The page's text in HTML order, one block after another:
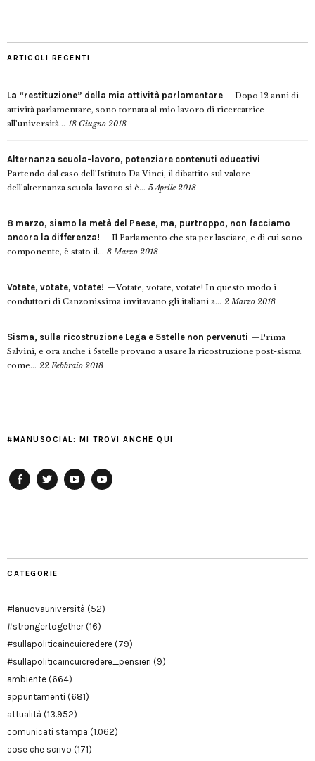
ARTICOLI RECENTI
La “restituzione” della mia attività parlamentare
Dopo 12 anni di
attività parlamentare, sono tornata al mio lavoro di ricercatrice
all’università... 18 Giugno 2018
Alternanza scuola-lavoro, potenziare contenuti educativi
Partendo dal caso dell’Istituto Da Vinci, il dibattito sul valore
dell’alternanza scuola-lavoro si è... 5 Aprile 2018
8 marzo, siamo la metà del Paese, ma, purtroppo, non facciamo
ancora la differenza!
Il Parlamento che sta per lasciare, e di cui sono
componente, è stato il... 8 Marzo 2018
Votate, votate, votate!
Votate, votate, votate! In questo modo i
conduttori di Canzonissima invitavano gli italiani a... 2 Marzo 2018
Sisma, sulla ricostruzione Lega e 5stelle non pervenuti
Prima
Salvini, e ora anche i 5stelle provano a usare la ricostruzione post-sisma
come... 22 Febbraio 2018
#MANUSOCIAL: MI TROVI ANCHE QUI
CATEGORIE
#lanuovauniversità (52)
#strongertogether(16)
#sullapoliticaincuicredere (79)
#sullapoliticaincuicredere_pensieri (9)
ambiente (664)
appuntamenti (681)
attualità (13.952)
comunicati stampa (1.062)
cose che scrivo (171)